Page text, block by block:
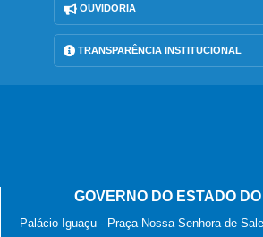
OUVIDORIA
TRANSPARÊNCIA INSTITUCIONAL
GOVERNO DO ESTADO
Palácio Iguaçu - Praça Nossa Senhora de